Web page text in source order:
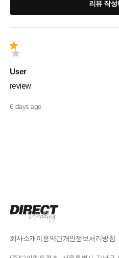
리뷰 작성
User
review
6 days ago
회사소개이용약관개인정보처리방침